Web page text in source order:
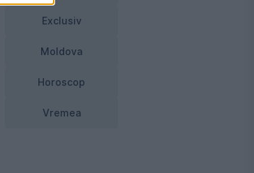
Exclusiv
Moldova
Horoscop
Vremea